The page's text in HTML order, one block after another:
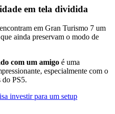
em tela dividida
em Gran Turismo 7 um
ainda preservam o modo de
com um amigo é uma
especialmente com o
do PS5.
investir para um setup